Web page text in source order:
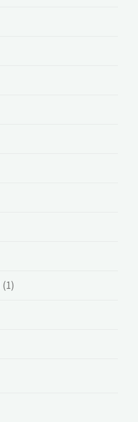
(1)